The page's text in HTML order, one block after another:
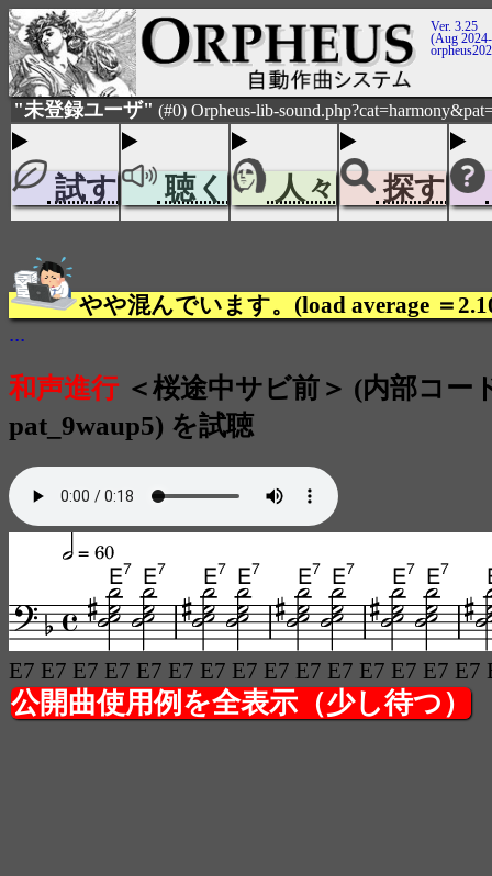
Ver. 3.25
(Aug
"未登録ユーザ" (#0) Orpheus-lib-
試す 聴く 人々 探す
やや混んでいます。(load average ＝
...
和声進行＜桜途中サビ前＞ (内部コー
pat_9waup5) を試聴
E7 E7 E7 E7 E7 E7 E7 E7 E7 E7 E7 E7 E7 E7 E7
公開曲使用例を全表示（少し待つ）